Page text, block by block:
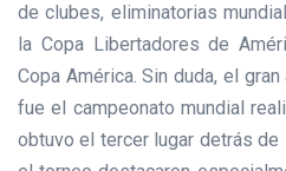
de clubes, eliminatorias
la Copa Libertadores de
Copa América. Sin duda, el
fue el campeonato mundial
obtuvo el tercer lugar detrás de